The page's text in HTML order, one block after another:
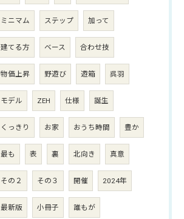
ミニマム ステップ 加って
建てる方 ベース 合わせ技
物価上昇 野遊び 遊箱 呉羽
モデル ZEH 仕様 誕生
くっきり お家 おうち時間 豊か
最も 表 裏 北向き 真意
その２ その３ 開催 2024年
最新版 小冊子 誰もが